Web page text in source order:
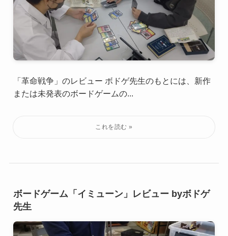
「革命戦争」のレビュー ボドゲ先生のもとには、新作
または未発表のボードゲームの...
ボードゲーム「イミューン」レビュー byボドゲ
先生